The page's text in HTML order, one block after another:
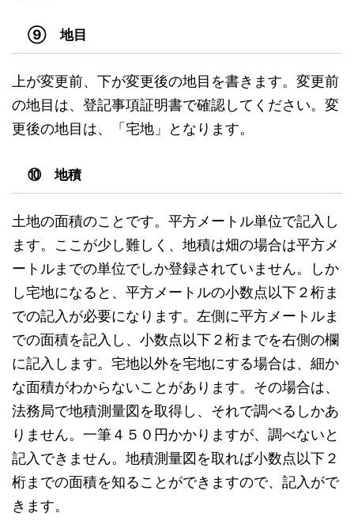
⑨ 地目
上が変更前、下が変更後の地目を書きます。変更前
の地目は、登記事項証明書で確認してください。変
更後の地目は、「宅地」となります。
⑩ 地積
土地の面積のことです。平方メートル単位で記入し
ます。ここが少し難しく、地積は畑の場合は平方メ
ートルまでの単位でしか登録されていません。しか
し宅地になると、平方メートルの小数点以下２桁ま
での記入が必要になります。左側に平方メートルま
での面積を記入し、小数点以下２桁までを右側の欄
に記入します。宅地以外を宅地にする場合は、細か
な面積がわからないことがあります。その場合は、
法務局で地積測量図を取得し、それで調べるしかあ
りません。一筆４５０円かかりますが、調べないと
記入できません。地積測量図を取れば小数点以下２
桁までの面積を知ることができますので、記入がで
きます。